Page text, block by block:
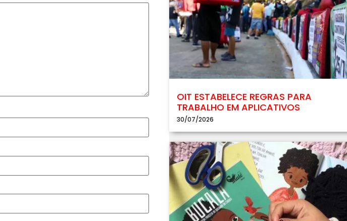
OIT ESTABELECE REGRAS PARA
TRABALHO EM APLICATIVOS
30/07/2026